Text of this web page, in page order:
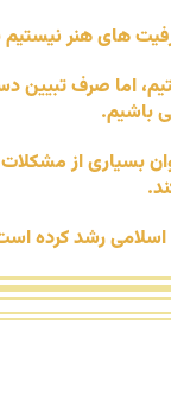
های هنر
اما صرف تبیین
باشیم.
بسیاری از
اسلامی رشد کرده